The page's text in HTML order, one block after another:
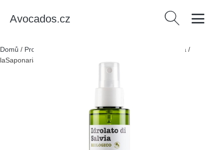
Avocados.cz Vyhledávání
Domů / Produkty Kosmetika /
laSaponaria Šalvějová květová voda BIO (100 ml)